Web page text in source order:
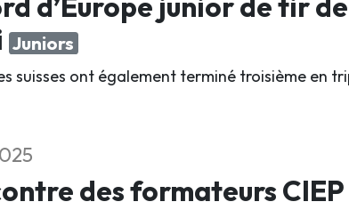
Juniors
suisses ont également terminé troisième en
des formateurs CIEP